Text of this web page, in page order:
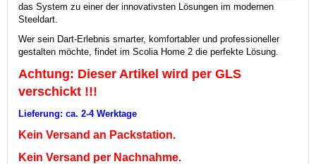
das System zu einer der innovativsten Lösungen im modernen
Steeldart.
Wer sein Dart-Erlebnis smarter, komfortabler und professioneller
gestalten möchte, findet im Scolia Home 2 die perfekte Lösung.
Achtung: Dieser Artikel wird per GLS
verschickt !!!
Lieferung: ca. 2-4 Werktage
Kein Versand an Packstation.
Kein Versand per Nachnahme.